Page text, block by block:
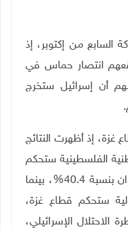
من إكتوبر، إذ
انتصار حماس في
بينما اعتبر 46.3% منهم أن إسرائيل ستخرج
غزة، إذ أظهرت النتائج
الفلسطينية ستحكم
قطاع غزة في اليوم التالي بعد العدوان بنسبة 40.4%، بينما
ستحكم قطاع غزة،
الاحتلال الإسرائيلي،